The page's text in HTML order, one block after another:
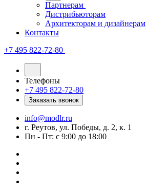
Партнерам
Дистрибьюторам
Архитекторам и дизайнерам
Контакты
+7 495 822-72-80
Телефоны
+7 495 822-72-80
Заказать звонок
info@modlr.ru
г. Реутов, ул. Победы, д. 2, к. 1
Пн - Пт: с 9:00 до 18:00